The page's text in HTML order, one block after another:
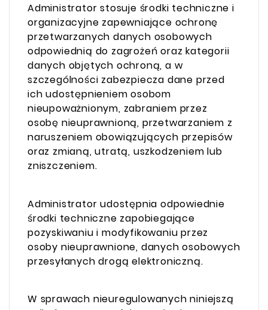
Administrator stosuje środki techniczne i
organizacyjne zapewniające ochronę
przetwarzanych danych osobowych
odpowiednią do zagrożeń oraz kategorii
danych objętych ochroną, a w
szczególności zabezpiecza dane przed
ich udostępnieniem osobom
nieupoważnionym, zabraniem przez
osobę nieuprawnioną, przetwarzaniem z
naruszeniem obowiązujących przepisów
oraz zmianą, utratą, uszkodzeniem lub
zniszczeniem.
Administrator udostępnia odpowiednie
środki techniczne zapobiegające
pozyskiwaniu i modyfikowaniu przez
osoby nieuprawnione, danych osobowych
przesyłanych drogą elektroniczną.
W sprawach nieuregulowanych niniejszą